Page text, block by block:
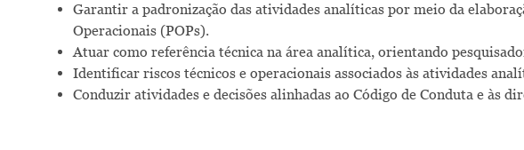
Garantir a padronização das atividades analíticas por meio da
Operacionais (POPs).
Atuar como referência técnica na área analítica, orientando
Identificar riscos técnicos e operacionais associados às atividades
Conduzir atividades e decisões alinhadas ao Código de Conduta e às